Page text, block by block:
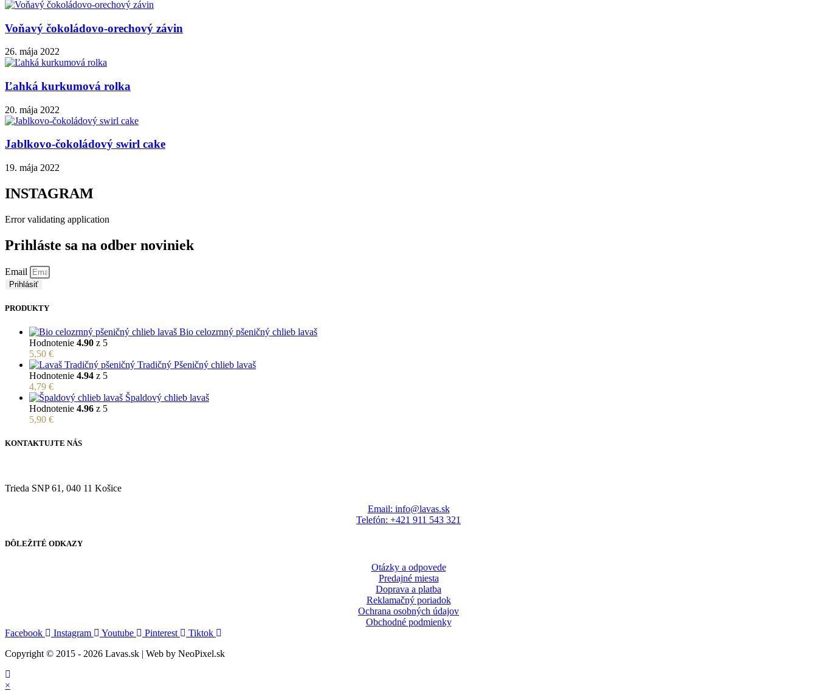
Voňavý čokoládovo-orechový závin
26. mája 2022
Ľahká kurkumová rolka
20. mája 2022
Jablkovo-čokoládový swirl cake
19. mája 2022
INSTAGRAM
Error validating application
Prihláste sa na odber noviniek
Email
Prihlásiť
PRODUKTY
Bio celozrnný pšeničný chlieb lavaš
Hodnotenie 4.90 z 5
5,50 €
Tradičný Pšeničný chlieb lavaš
Hodnotenie 4.94 z 5
4,79 €
Špaldový chlieb lavaš
Hodnotenie 4.96 z 5
5,90 €
KONTAKTUJTE NÁS
Trieda SNP 61, 040 11 Košice
Email: info@lavas.sk
Telefón: +421 911 543 321
DÔLEŽITÉ ODKAZY
Otázky a odpovede
Predajné miesta
Doprava a platba
Reklamačný poriadok
Ochrana osobných údajov
Obchodné podmienky
Facebook
Instagram Youtube Pinterest
Tiktok
Copyright © 2015 - 2026 Lavas.sk | Web by NeoPixel.sk
×